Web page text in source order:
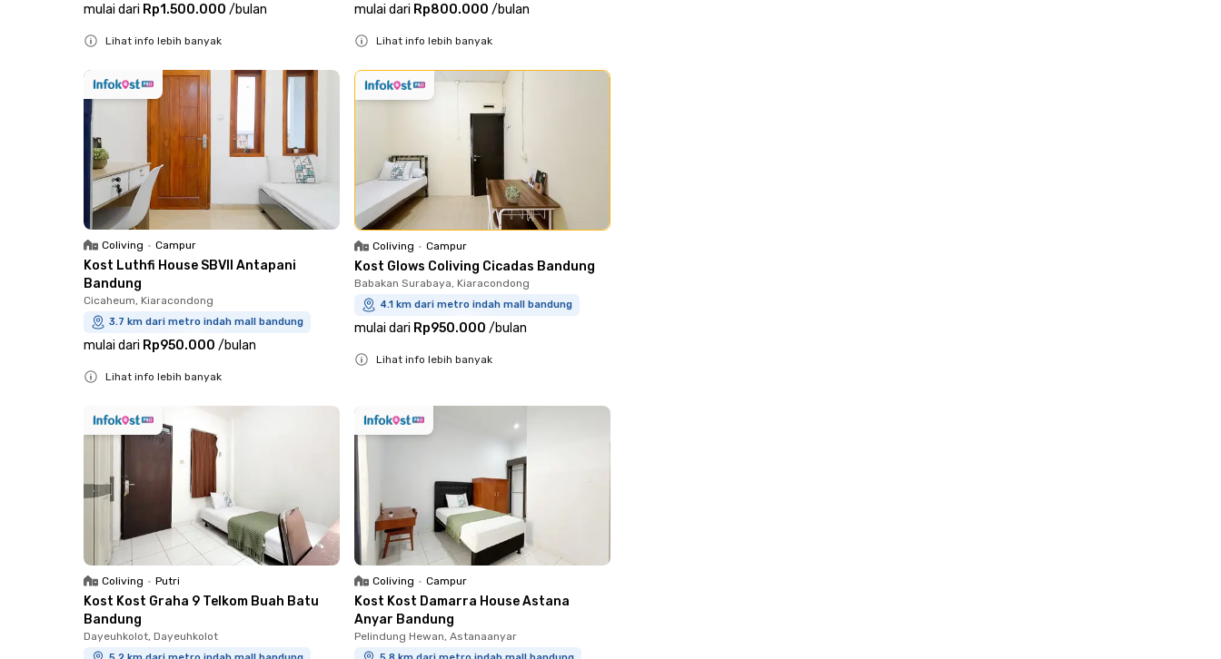
mulai dari Rp1.500.000 /bulan
Lihat info lebih banyak
mulai dari Rp800.000 /bulan
Lihat info lebih banyak
Coliving • Campur
Kost Luthfi House SBVII Antapani
Bandung
Cicaheum, Kiaracondong
3.7 km dari metro indah mall bandung
mulai dari Rp950.000 /bulan
Lihat info lebih banyak
Coliving • Campur
Kost Glows Coliving Cicadas Bandung
Babakan Surabaya, Kiaracondong
4.1 km dari metro indah mall bandung
mulai dari Rp950.000 /bulan
Lihat info lebih banyak
Coliving • Putri
Kost Kost Graha 9 Telkom Buah Batu
Bandung
Dayeuhkolot, Dayeuhkolot
Coliving • Campur
Kost Kost Damarra House Astana
Anyar Bandung
Pelindung Hewan, Astanaanyar